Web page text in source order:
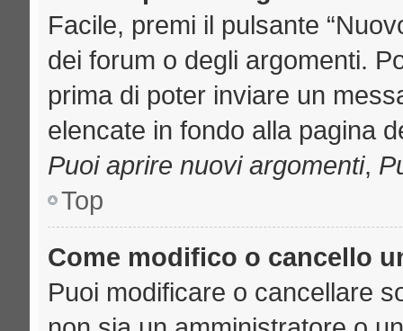
Facile, premi il pulsante
dei forum o degli argomenti.
prima di poter inviare un
elencate in fondo alla pagina
Puoi aprire nuovi argomenti,
Top
Come modifico o cancello
Puoi modificare o cancellare